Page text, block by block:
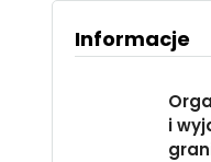
Informacje
i